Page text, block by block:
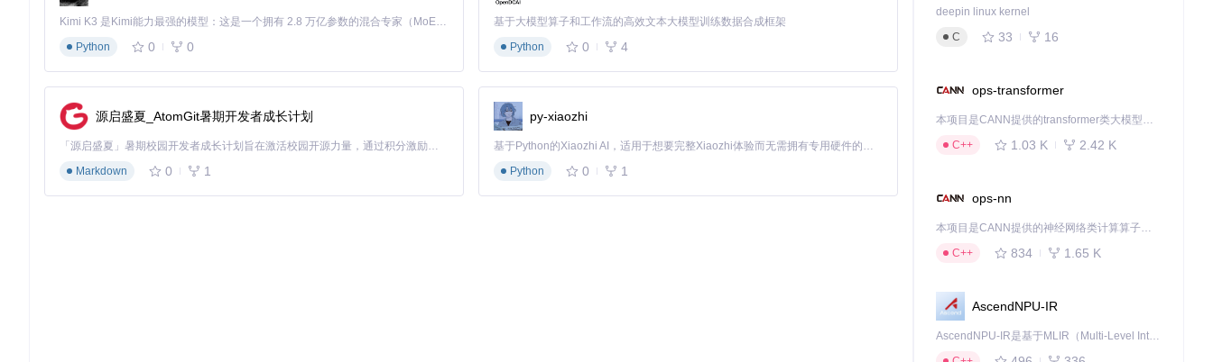
教学演示：在讲解移动应用开发时，教师可以让Tapster实时展示代码如何影响应用程序的行为。
创意实验 ：对于喜欢探索新事物的技术爱好者，Tapster提供了无限的可能性。你可以尝试用它来创建互动装置或是有趣的艺术项目。
4、项目特点
易用性
扩展性：作为一个开放源代码项目，Tapster欢迎社区成员贡献新的功能，使其不断进化和适应更多场景。
Kimi K3 是Kimi能力最强的模型：这是一个拥有 2.8 万亿参数的混合专家（MoE）模型，具备原生视觉理解能力，并支持 100 万 token 的上下文窗口。
Python
0 0
基于大模型算子和工作流的高效文本大模型训练数据合成框架
Python
0 4
源启盛夏_AtomGit暑期开发者成长计划
「源启盛夏」暑期校园开发者成长计划旨在激活校园开源力量，通过积分激励、认证扶持、资源倾斜等形式，引导高校组织和开发者完成「入驻 — 建项目 — 做贡献 — 获认证 — 得资源」的完整闭环。无论你是想带领社团入驻平台的组织者，还是希望用代码贡献证明自己的开发者，都能在这里找到属于你的成长路径。
Markdown
0 1
py-xiaozhi
基于Python的Xiaozhi AI，适用于想要完整Xiaozhi体验而无需拥有专用硬件的用户。
Python
0 1
deepin linux kernel
C
33 16
ops-transformer
本项目是CANN提供的transformer类大模型算子库，实现网络在NPU上加速计算。
C++
1.03 K 2.42 K
ops-nn
本项目是CANN提供的神经网络类计算算子库，实现网络在NPU上加速计算。
C++
834 1.65 K
AscendNPU-IR
AscendNPU-IR是基于MLIR（Multi-Level Intermediate Representation）构建的，面向昇腾亲和算子编译时使用的中间表示，提供昇腾完备表达能力，通过编译优化提升昇腾AI处理器计算效率，支持通过生态框架使能昇腾AI处理器与深度调优